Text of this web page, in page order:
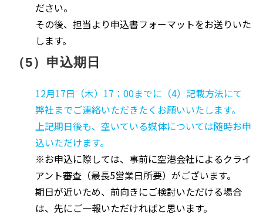
ださい。
その後、担当より申込書フォーマットをお送りいた
します。
（5）申込期日
12月17日（木）17：00までに（4）記載方法にて
弊社までご連絡いただきたくお願いいたします。
上記期日後も、空いている媒体については随時お申
込いただけます。
※お申込に際しては、事前に空港会社によるクライ
アント審査（最長5営業日所要）がございます。
期日が近いため、前向きにご検討いただける場合
は、先にご一報いただければと思います。